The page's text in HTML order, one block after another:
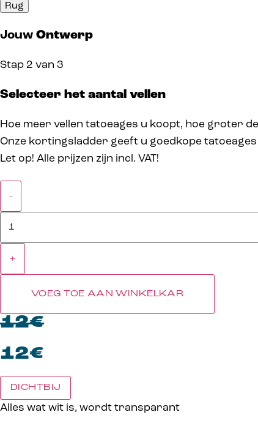
Jouw Ontwerp
Stap 2 van 3
Selecteer het aantal vellen
Hoe meer vellen tatoeages u koopt, hoe groter
Onze kortingsladder geeft u goedkope
Let op! Alle prijzen zijn incl. VAT!
-
+
VOEG TOE AAN WINKELKAR
12€
12€
DICHTBIJ
Alles wat wit is, wordt transparant